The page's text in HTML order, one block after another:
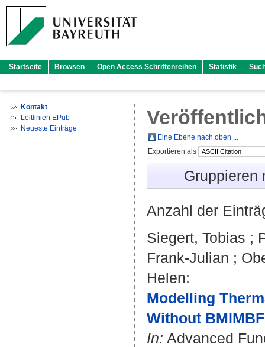
Startseite Browsen Open Access Schriftenreihen Statistik
Kontakt
Leitlinien EPub
Neueste Einträge
Eine Ebene nach oben ...
Exportieren als
Anzahl der
Siegert, Tobias ;
Frank-Julian ;
Helen:
Modelling
Without
In: Advanced